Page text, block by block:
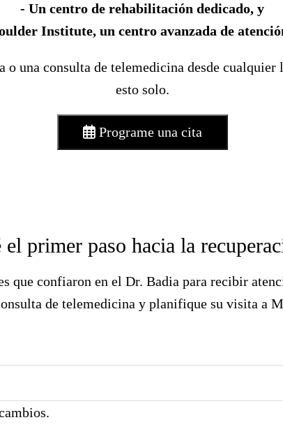
- Un centro de rehabilitación dedicado, y
Institute, un centro avanzada de
o una consulta de telemedicina desde
esto solo.
Programe una cita
el primer paso hacia la
que confiaron en el Dr. Badia para recibir
de telemedicina y planifique su visita a